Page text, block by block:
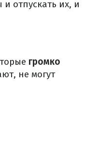
отпускать их, и
громко
не могут